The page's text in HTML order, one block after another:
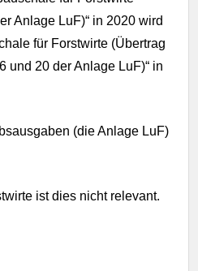
Anlage LuF)“ in 2020 wird
für Forstwirte (Übertrag
und 20 der Anlage LuF)“ in
(die Anlage LuF)
ist dies nicht relevant.